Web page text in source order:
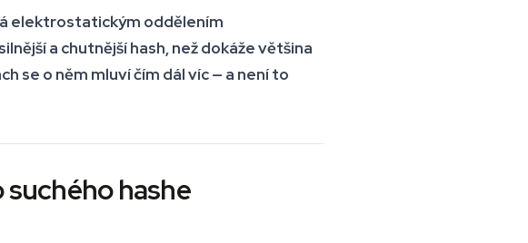
elektrostatickým oddělením
a chutnější hash, než dokáže většina
se o něm mluví čím dál víc — a není to
suchého hashe